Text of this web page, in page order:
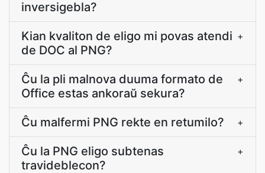
inversigebla?
Kian kvaliton de eligo mi povas atendi
de DOC al PNG?
+
Ĉu la pli malnova duuma formato de
Office estas ankoraŭ sekura?
+
Ĉu malfermi PNG rekte en retumilo? +
Ĉu la PNG eligo subtenas
travideblecon?
+